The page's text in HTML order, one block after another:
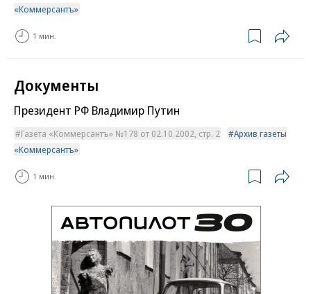
«Коммерсантъ»
1 мин.
Документы
Президент РФ Владимир Путин
Газета «Коммерсантъ» №178 от 02.10.2002, стр. 2
Архив газеты
«Коммерсантъ»
1 мин.